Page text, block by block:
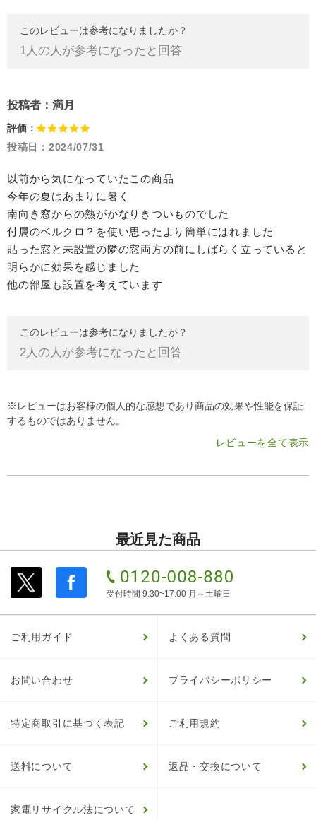
このレビューは参考になりましたか？
1人の人が参考になったと回答
投稿者： 満月
評価：
投稿日： 2024/07/31
以前から気になっていたこの商品
今年の夏はあまりに暑く
南向き窓からの熱がかなりきついものでした
付属のベルクロ？を使い思ったより簡単にはれました
貼った窓と未設置の隣の窓両方の前にしばらく立っていると
明らかに効果を感じました
他の部屋も設置を考えています
このレビューは参考になりましたか？
2人の人が参考になったと回答
※レビューはお客様の個人的な感想であり商品の効果や性能を保証
するものではありません。
レビューを全て表示
最近見た商品
受付時間 9:30~17:00 月～土曜日
ご利用ガイド よくある質問
お問い合わせ プライバシーポリシー
特定商取引に基づく表記 ご利用規約
送料について 返品・交換について
家電リサイクル法について